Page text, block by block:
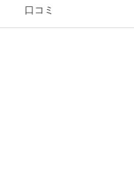
口コミ